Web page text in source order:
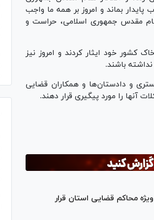
پایدار بماند و امروز بر همه ما واجب
مقدس جمهوری اسلامی، حراست و
کشور خود ایثار کردند و امروز نیز
باشند.
و دادستان‌ها و همکاران قضایی
آنها را مورد پیگیری قرار دهند.
محاکم قضایی استان قرار